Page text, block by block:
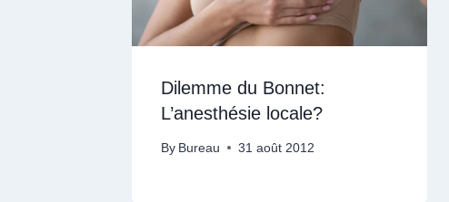
Dilemme du Bonnet:
L’anesthésie locale?
By Bureau 31 août 2012